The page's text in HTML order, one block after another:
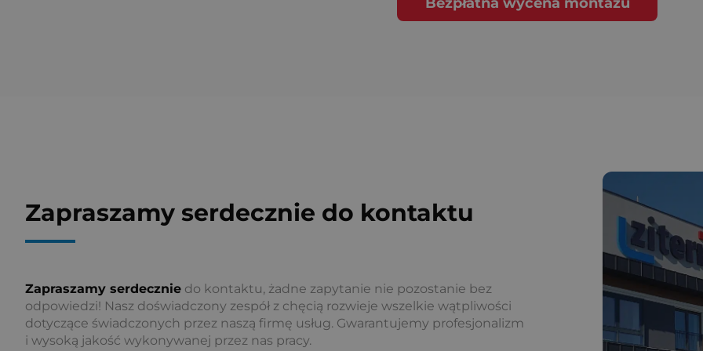
Zapraszamy serdecznie do kontaktu
Zapraszamy serdecznie do kontaktu, żadne zapytanie nie pozostanie bez
odpowiedzi! Nasz doświadczony zespół z chęcią rozwieje wszelkie wątpliwości
dotyczące świadczonych przez naszą firmę usług. Gwarantujemy profesjonalizm
i wysoką jakość wykonywanej przez nas pracy.